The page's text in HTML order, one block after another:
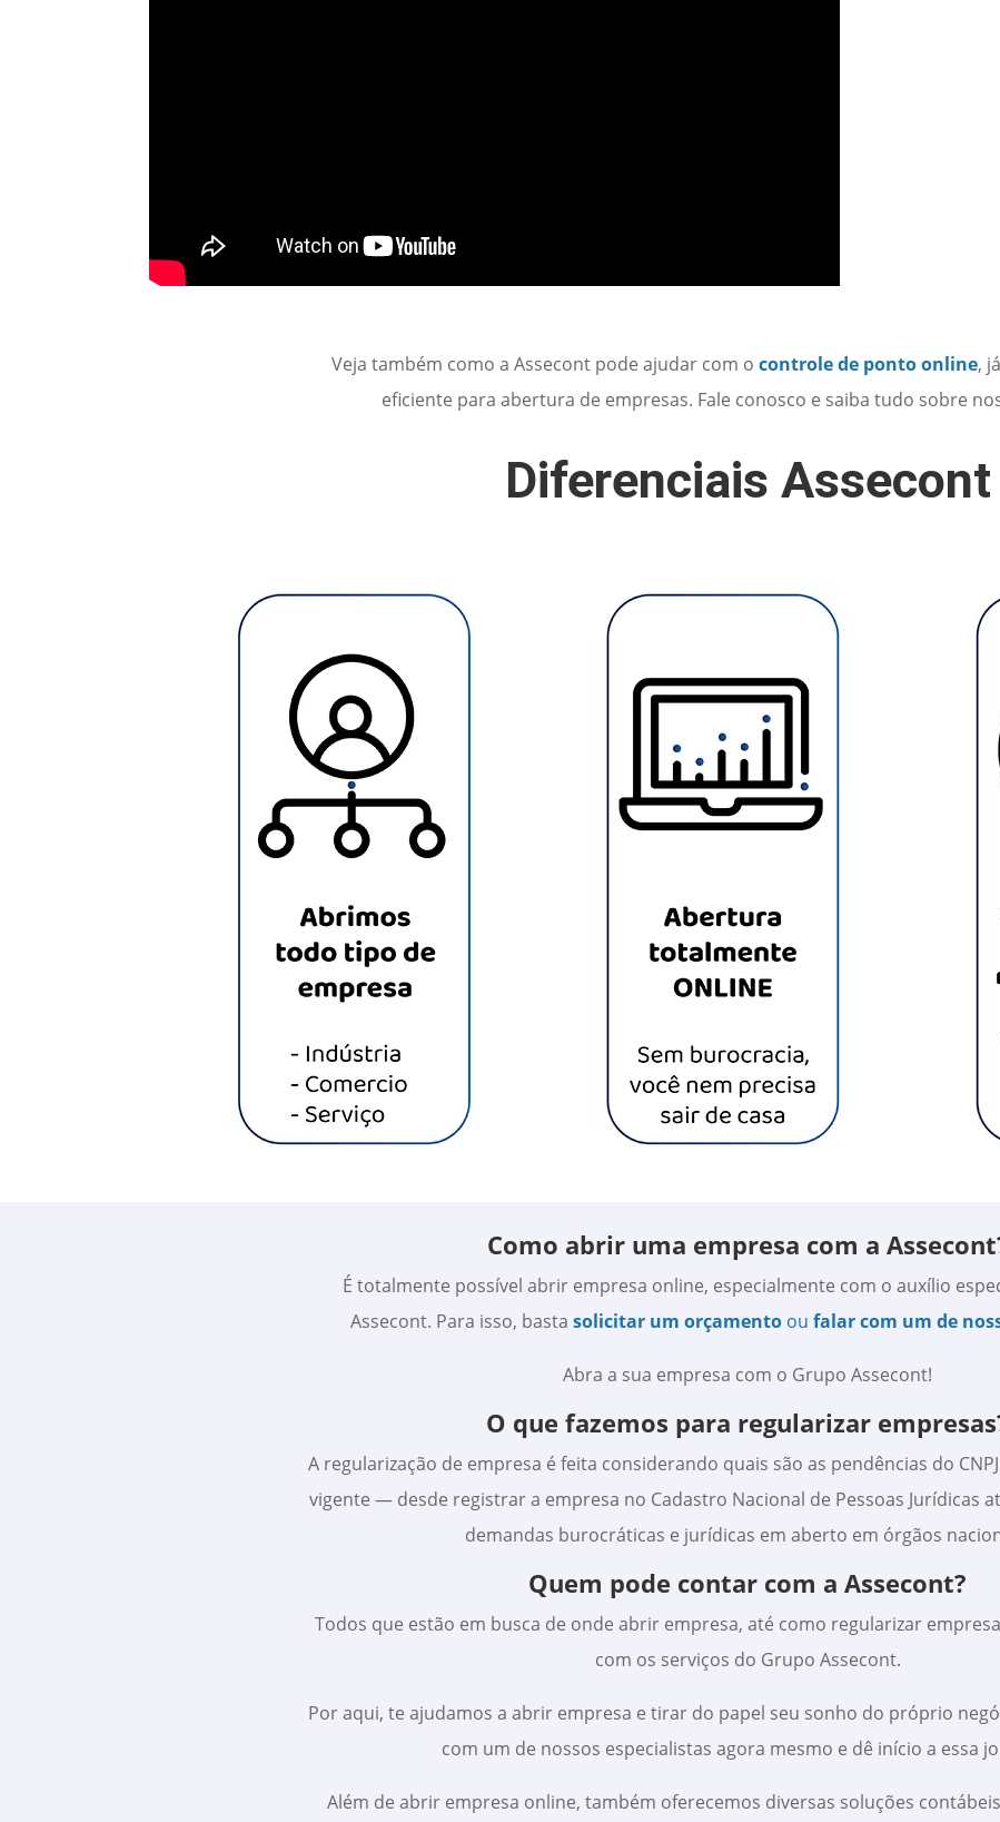
Veja também como a Assecont pode ajudar com o controle de ponto online,
eficiente para abertura de empresas. Fale conosco e saiba tudo sobre
Diferenciais Assecont
Como abrir uma empresa com a
É totalmente possível abrir empresa online, especialmente com o auxílio
Assecont. Para isso, basta solicitar um orçamentoou falar com um de
Abra a sua empresa com o Grupo Assecont!
O que fazemos para regularizar
A regularização de empresa é feita considerando quais são as pendências do
vigente — desde registrar a empresa no Cadastro Nacional de Pessoas Jurídicas
demandas burocráticas e jurídicas em aberto em órgãos
Quem pode contar com a Assecont?
Todos que estão em busca de onde abrir empresa, até como regularizar
com os serviços do Grupo Assecont.
Por aqui, te ajudamos a abrir empresa e tirar do papel seu sonho do próprio
com um de nossos especialistas agora mesmo e dê início a essa
Além de abrir empresa online, também oferecemos diversas soluções